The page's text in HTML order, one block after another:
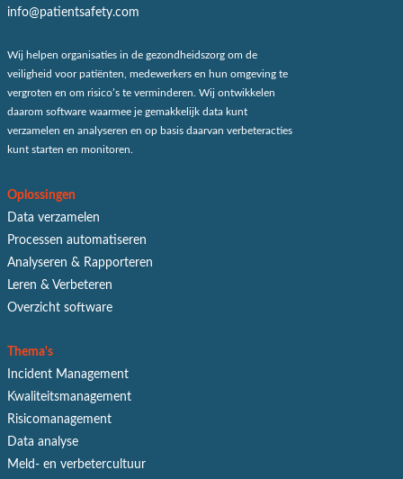
info@patientsafety.com
Wij helpen organisaties in de gezondheidszorg om de
veiligheid voor patiënten, medewerkers en hun omgeving te
vergroten en om risico’s te verminderen. Wij ontwikkelen
daarom software waarmee je gemakkelijk data kunt
verzamelen en analyseren en op basis daarvan verbeteracties
kunt starten en monitoren.
Oplossingen
Data verzamelen
Processen automatiseren
Analyseren & Rapporteren
Leren & Verbeteren
Overzicht software
Thema's
Incident Management
Kwaliteitsmanagement
Risicomanagement
Data analyse
Meld- en verbetercultuur